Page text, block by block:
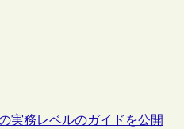
実務レベルのガイドを公開